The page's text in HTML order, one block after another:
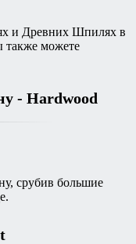
и Древних Шпилях в
также можете
- Hardwood
срубив большие